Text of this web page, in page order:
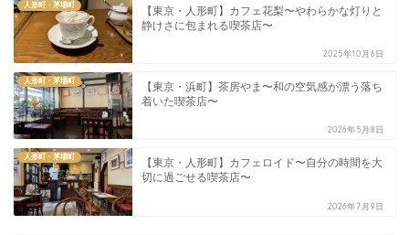
人形町・茅場町
【東京・人形町】カフェ花梨〜やわらかな灯りと
静けさに包まれる喫茶店〜
2025年10月6日
人形町・茅場町
【東京・浜町】茶房やま〜和の空気感が漂う落ち
着いた喫茶店〜
2026年5月8日
人形町・茅場町
【東京・人形町】カフェロイド〜自分の時間を大
切に過ごせる喫茶店〜
2026年7月9日